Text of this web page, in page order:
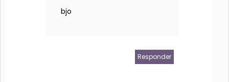
bjo
Responder